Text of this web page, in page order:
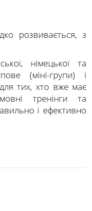
розвивається, з
німецької та
(міні-групи) і
тих, хто вже має
тренінги та
і ефективно